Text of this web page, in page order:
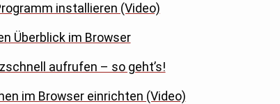
installieren (Video)
Überblick im Browser
aufrufen – so geht’s!
im Browser einrichten (Video)